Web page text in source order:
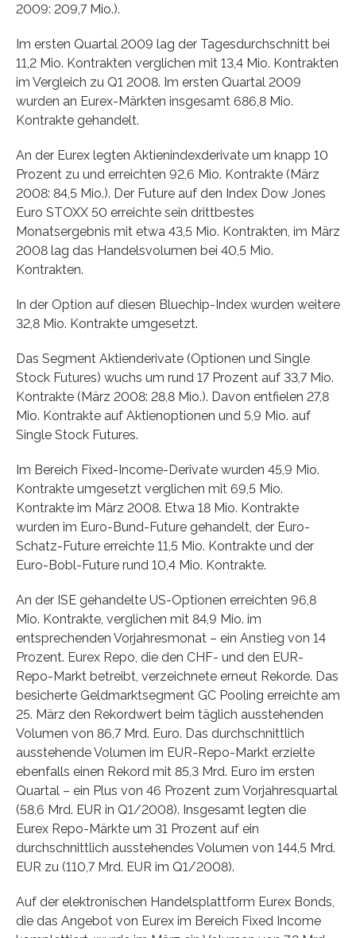
2009: 209,7 Mio.).
Im ersten Quartal 2009 lag der Tagesdurchschnitt bei
11,2 Mio. Kontrakten verglichen mit 13,4 Mio. Kontrakten
im Vergleich zu Q1 2008. Im ersten Quartal 2009
wurden an Eurex-Märkten insgesamt 686,8 Mio.
Kontrakte gehandelt.
An der Eurex legten Aktienindexderivate um knapp 10
Prozent zu und erreichten 92,6 Mio. Kontrakte (März
2008: 84,5 Mio.). Der Future auf den Index Dow Jones
Euro STOXX 50 erreichte sein drittbestes
Monatsergebnis mit etwa 43,5 Mio. Kontrakten, im März
2008 lag das Handelsvolumen bei 40,5 Mio.
Kontrakten.
In der Option auf diesen Bluechip-Index wurden weitere
32,8 Mio. Kontrakte umgesetzt.
Das Segment Aktienderivate (Optionen und Single
Stock Futures) wuchs um rund 17 Prozent auf 33,7 Mio.
Kontrakte (März 2008: 28,8 Mio.). Davon entfielen 27,8
Mio. Kontrakte auf Aktienoptionen und 5,9 Mio. auf
Single Stock Futures.
Im Bereich Fixed-Income-Derivate wurden 45,9 Mio.
Kontrakte umgesetzt verglichen mit 69,5 Mio.
Kontrakte im März 2008. Etwa 18 Mio. Kontrakte
wurden im Euro-Bund-Future gehandelt, der Euro-
Schatz-Future erreichte 11,5 Mio. Kontrakte und der
Euro-Bobl-Future rund 10,4 Mio. Kontrakte.
An der ISE gehandelte US-Optionen erreichten 96,8
Mio. Kontrakte, verglichen mit 84,9 Mio. im
entsprechenden Vorjahresmonat – ein Anstieg von 14
Prozent. Eurex Repo, die den CHF- und den EUR-
Repo-Markt betreibt, verzeichnete erneut Rekorde. Das
besicherte Geldmarktsegment GC Pooling erreichte am
25. März den Rekordwert beim täglich ausstehenden
Volumen von 86,7 Mrd. Euro. Das durchschnittlich
ausstehende Volumen im EUR-Repo-Markt erzielte
ebenfalls einen Rekord mit 85,3 Mrd. Euro im ersten
Quartal – ein Plus von 46 Prozent zum Vorjahresquartal
(58,6 Mrd. EUR in Q1/2008). Insgesamt legten die
Eurex Repo-Märkte um 31 Prozent auf ein
durchschnittlich ausstehendes Volumen von 144,5 Mrd.
EUR zu (110,7 Mrd. EUR im Q1/2008).
Auf der elektronischen Handelsplattform Eurex Bonds,
die das Angebot von Eurex im Bereich Fixed Income